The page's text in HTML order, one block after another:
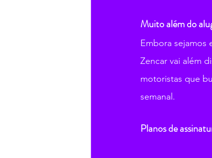
Muito além do
Embora sejamos
Zencar vai além
motoristas que
semanal.
Planos de